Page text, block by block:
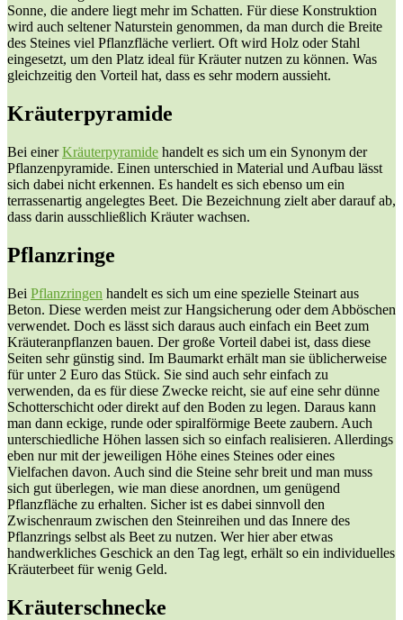
Sonne, die andere liegt mehr im Schatten. Für diese Konstruktion
wird auch seltener Naturstein genommen, da man durch die Breite
des Steines viel Pflanzfläche verliert. Oft wird Holz oder Stahl
eingesetzt, um den Platz ideal für Kräuter nutzen zu können. Was
gleichzeitig den Vorteil hat, dass es sehr modern aussieht.
Kräuterpyramide
Bei einerKräuterpyramide handelt es sich um ein Synonym der
Pflanzenpyramide. Einen unterschied in Material und Aufbau lässt
sich dabei nicht erkennen. Es handelt es sich ebenso um ein
terrassenartig angelegtes Beet. Die Bezeichnung zielt aber darauf ab,
dass darin ausschließlich Kräuter wachsen.
Pflanzringe
Bei Pflanzringen handelt es sich um eine spezielle Steinart aus
Beton. Diese werden meist zur Hangsicherung oder dem Abböschen
verwendet. Doch es lässt sich daraus auch einfach ein Beet zum
Kräuteranpflanzen bauen. Der große Vorteil dabei ist, dass diese
Seiten sehr günstig sind. Im Baumarkt erhält man sie üblicherweise
für unter 2 Euro das Stück. Sie sind auch sehr einfach zu
verwenden, da es für diese Zwecke reicht, sie auf eine sehr dünne
Schotterschicht oder direkt auf den Boden zu legen. Daraus kann
man dann eckige, runde oder spiralförmige Beete zaubern. Auch
unterschiedliche Höhen lassen sich so einfach realisieren. Allerdings
eben nur mit der jeweiligen Höhe eines Steines oder eines
Vielfachen davon. Auch sind die Steine sehr breit und man muss
sich gut überlegen, wie man diese anordnen, um genügend
Pflanzfläche zu erhalten. Sicher ist es dabei sinnvoll den
Zwischenraum zwischen den Steinreihen und das Innere des
Pflanzrings selbst als Beet zu nutzen. Wer hier aber etwas
handwerkliches Geschick an den Tag legt, erhält so ein individuelles
Kräuterbeet für wenig Geld.
Kräuterschnecke